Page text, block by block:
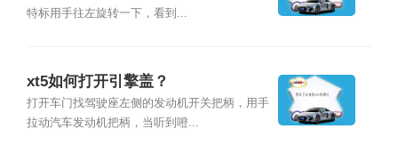
特标用手往左旋转一下，看到...
xt5如何打开引擎盖？
打开车门找驾驶座左侧的发动机开关把柄，用手
拉动汽车发动机把柄，当听到噔...